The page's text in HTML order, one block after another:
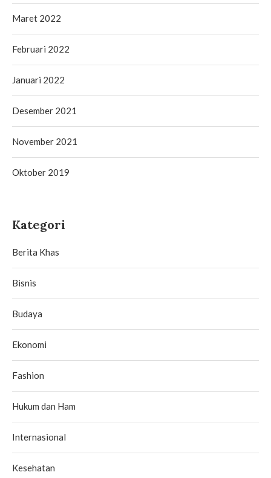
Maret 2022
Februari 2022
Januari 2022
Desember 2021
November 2021
Oktober 2019
Kategori
Berita Khas
Bisnis
Budaya
Ekonomi
Fashion
Hukum dan Ham
Internasional
Kesehatan